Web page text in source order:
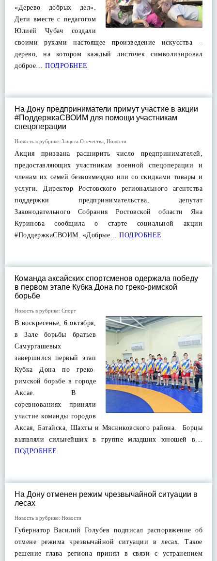
«Дерево добрых дел».
Дети вместе с педагогом
Юлией Чубач создали
своими руками настоящее произведение искусства –
дерево, на котором каждый листочек символизировал
доброе… ПОДРОБНЕЕ
На Дону предприниматели примут участие в акции
#ПоддержкаСВОИМ для помощи участникам
спецоперации
Новость в рубрике: Защита Отечества Новости
Акция призвана расширить число предпринимателей,
предоставляющих участникам военной спецоперации и
членам их семей безвозмездно или со скидками товары и
услуги. Директор Ростовского регионального агентства
поддержки предпринимательства, депутат
Законодательного Собрания Ростовской области Яна
Куринова сообщила о старте социальной акции
#ПоддержкаСВОИМ. «Добрые… ПОДРОБНЕЕ
Команда аксайских спортсменов одержала победу
в первом этапе Кубка Дона по греко-римской
борьбе
Новость в рубрике: Спорт
В воскресенье, 6 октября,
в Зале борьбы братьев
Самургашевых
завершился первый этап
Кубка Дона по греко-
римской борьбе в городе
Аксае. В
соревнованиях приняли
участие команды городов
Аксая, Батайска, Шахты и Мясниковского района. Борцы
выявляли сильнейших в группе младших юношей в…
ПОДРОБНЕЕ
На Дону отменен режим чрезвычайной ситуации в
лесах
Новость в рубрике: Новости
Губернатор Василий Голубев подписал распоряжение об
отмене режима чрезвычайной ситуации в лесах. Такое
решение глава региона принял в связи с устранением